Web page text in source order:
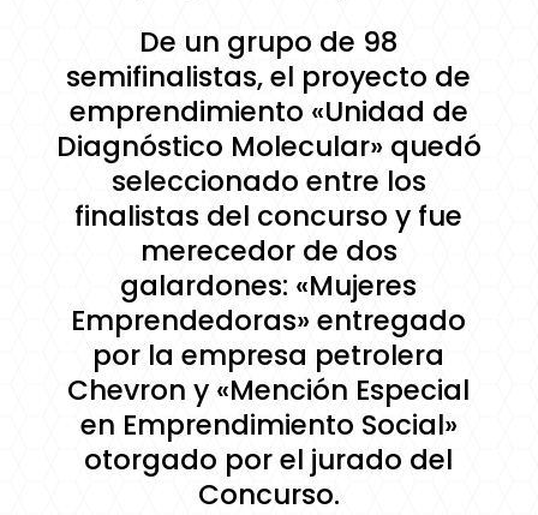
De un grupo de 98
semifinalistas, el proyecto de
emprendimiento «Unidad de
Diagnóstico Molecular» quedó
seleccionado entre los
finalistas del concurso y fue
merecedor de dos
galardones: «Mujeres
Emprendedoras» entregado
por la empresa petrolera
Chevron y «Mención Especial
en Emprendimiento Social»
otorgado por el jurado del
Concurso.